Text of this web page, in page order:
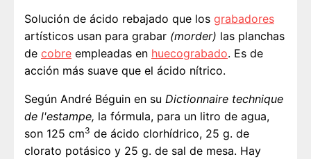
Solución de ácido rebajado que los grabadores
artísticos usan para grabar (morder) las planchas
de cobre empleadas en huecograbado. Es de
acción más suave que el ácido nítrico.
Según André Béguin en su Dictionnaire technique
de l'estampe, la fórmula, para un litro de agua,
son 125 cm3 de ácido clorhídrico, 25 g. de
clorato potásico y 25 g. de sal de mesa. Hay